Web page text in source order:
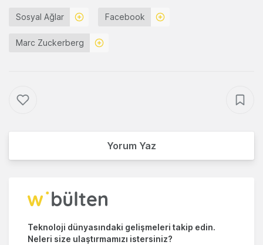
Sosyal Ağlar Facebook
Marc Zuckerberg
Yorum Yaz
Teknoloji dünyasındaki gelişmeleri takip edin.
Neleri size ulaştırmamızı istersiniz?